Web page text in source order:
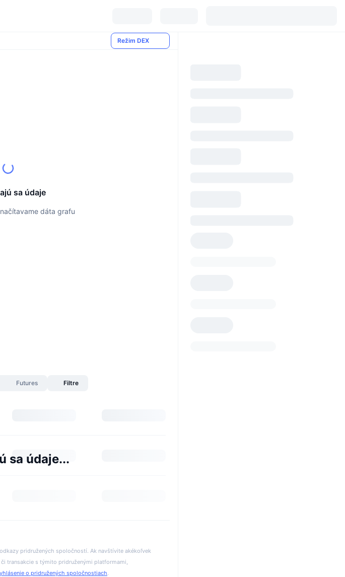
Režim DEX
sa údaje
dáta grafu
Futures Filtre
sa údaje...
pridružených spoločností. Ak navštívite akékoľvek
transakcie s týmito pridruženými platformami,
o pridružených spoločnostiach.